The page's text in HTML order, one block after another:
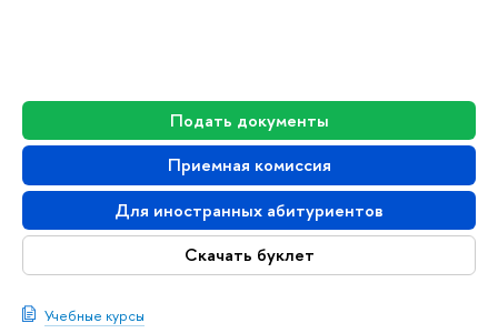
Подать документы
Приемная комиссия
Для иностранных абитуриентов
Скачать буклет
Учебные курсы